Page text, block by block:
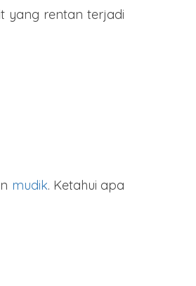
yang rentan terjadi
mudik. Ketahui apa